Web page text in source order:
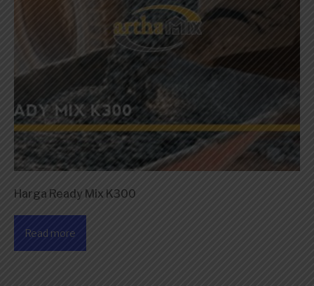
Harga Ready Mix K300
Read more